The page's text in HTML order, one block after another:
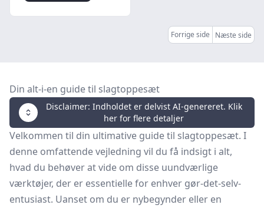
Forrige side Næste side
Din alt-i-en guide til slagtoppesæt
Disclaimer: Indholdet er delvist AI-genereret. Klik
her for flere detaljer
Velkommen til din ultimative guide til slagtoppesæt. I
denne omfattende vejledning vil du få indsigt i alt,
hvad du behøver at vide om disse uundværlige
værktøjer, der er essentielle for enhver gør-det-selv-
entusiast. Uanset om du er nybegynder eller en